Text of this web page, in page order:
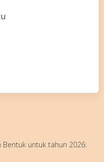
untuk tahun 2026: